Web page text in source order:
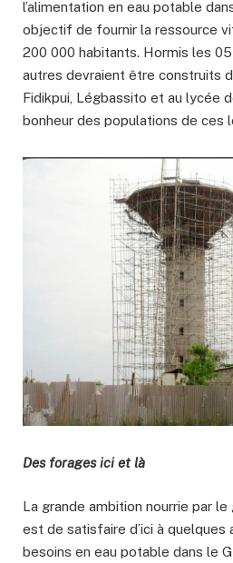
l’alimentation en eau potable
objectif de fournir la ressource
200 000 habitants. Hormis les
autres devraient être construits
Fidikpui, Légbassito et au lycée
bonheur des populations de ces
Des forages ici et là
La grande ambition nourrie par
est de satisfaire d’ici à quelques
besoins en eau potable dans le